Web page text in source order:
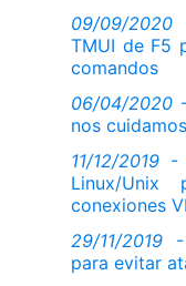
09/09/2020
TMUI de F5
comandos
06/04/2020
nos
11/12/2019 -
Linux/Unix
conexiones
29/11/2019 -
para evitar